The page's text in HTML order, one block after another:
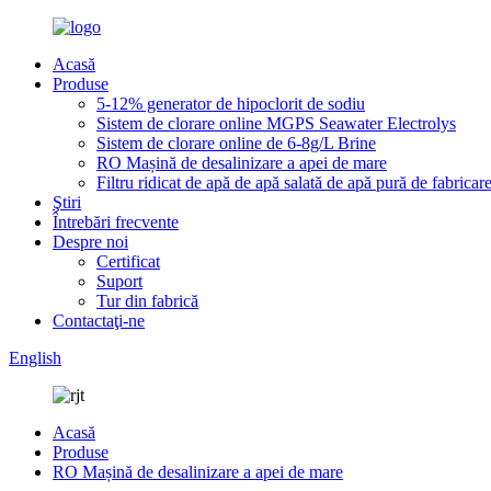
Acasă
Produse
5-12% generator de hipoclorit de sodiu
Sistem de clorare online MGPS Seawater Electrolys
Sistem de clorare online de 6-8g/L Brine
RO Mașină de desalinizare a apei de mare
Filtru ridicat de apă de apă salată de apă pură de
Ştiri
Întrebări frecvente
Despre noi
Certificat
Suport
Tur din fabrică
Contactaţi-ne
English
Acasă
Produse
RO Mașină de desalinizare a apei de mare